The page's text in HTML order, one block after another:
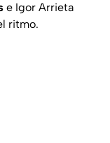
e Igor Arrieta
ritmo.